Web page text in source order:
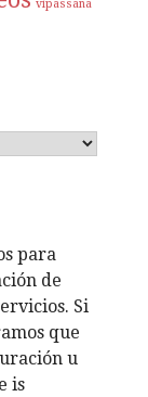
vipassana
para
de
Si
que
u
is